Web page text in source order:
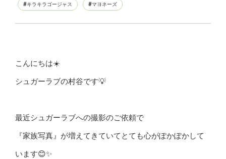
キラキラゴージャス マヨネーズ
こんにちは☀️
シュガーラブの村谷です💡
最近シュガーラブへの撮影のご依頼で
『家族写真』が増えてきていてとても心がぽかぽかして
います😊✨